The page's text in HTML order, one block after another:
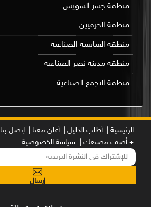
منطقة جسر السويس
منطقة الحرفيين
منطقة العباسية الصناعية
منطقة مدينة نصر الصناعية
منطقة التجمع الصناعية
الرئيسية | أطلب الدليل | أعلن معنا | إتصل بنا |
+ أضف مصنعك |
سياسة الخصوصية
إرسال